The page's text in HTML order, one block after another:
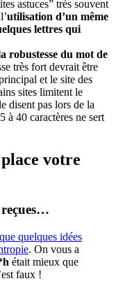
astuces” très souvent
utilisation d’un même
lettres qui
robustesse du mot de
très fort devrait être
et le site des
sites limitent le
disent pas lors de la
à 40 caractères ne sert
votre
reçues…
quelques idées
. On vous a
était mieux que
faux !